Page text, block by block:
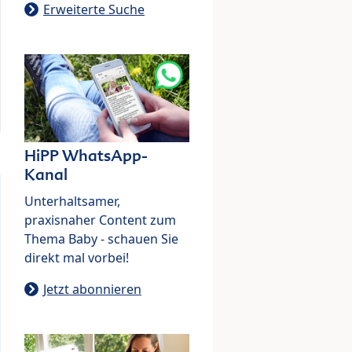
Erweiterte Suche
HiPP WhatsApp-
Kanal
Unterhaltsamer,
praxisnaher Content zum
Thema Baby - schauen Sie
direkt mal vorbei!
Jetzt abonnieren